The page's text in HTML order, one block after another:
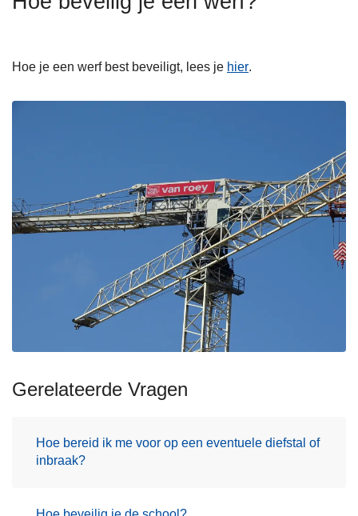
Hoe je een werf best beveiligt, lees je hier.
Gerelateerde Vragen
Hoe bereid ik me voor op een eventuele diefstal of
inbraak?